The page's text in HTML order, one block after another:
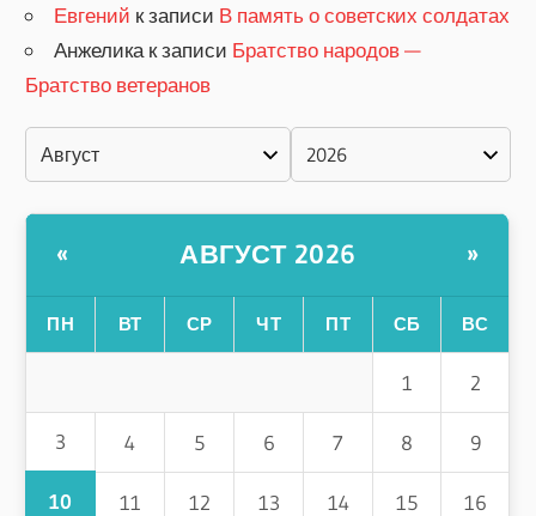
Евгений к записи В память о советских солдатах
Анжелика к записи Братство народов —
Братство ветеранов
« АВГУСТ 2026 »
ПН ВТ СР ЧТ ПТ СБ ВС
1 2
3 4 5 6 7 8 9
10 11 12 13 14 15 16